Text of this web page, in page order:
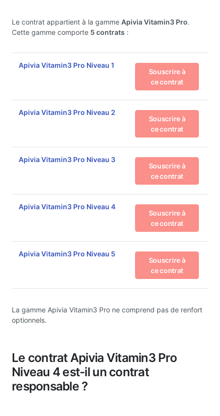
Le contrat appartient à la gamme Apivia Vitamin3 Pro.
Cette gamme comporte 5 contrats :
Apivia Vitamin3 Pro Niveau 1
Souscrire à
ce contrat
Apivia Vitamin3 Pro Niveau 2
Souscrire à
ce contrat
Apivia Vitamin3 Pro Niveau 3
Souscrire à
ce contrat
Apivia Vitamin3 Pro Niveau 4
Souscrire à
ce contrat
Apivia Vitamin3 Pro Niveau 5
Souscrire à
ce contrat
La gamme Apivia Vitamin3 Pro ne comprend pas de renfort
optionnels.
Le contrat Apivia Vitamin3 Pro
Niveau 4 est-il un contrat
responsable ?